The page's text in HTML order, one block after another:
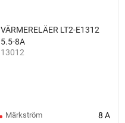
VÄRMERELÄER LT2-E1312
5.5-8A
13012
Märkström 8 A